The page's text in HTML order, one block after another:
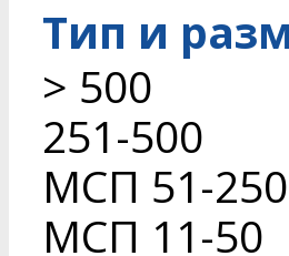
Тип и
> 500
251-500
МСП 51-250
МСП 11-50